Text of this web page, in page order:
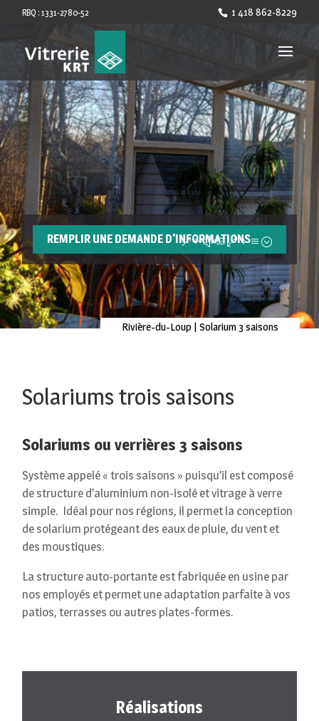
RBQ : 1331-2780-52 1 418 862-8229
Rivière-du-Loup | Solarium 3 saisons
REMPLIR UNE DEMANDE D'INFORMATIONS
Solariums trois saisons
Solariums ou verrières 3 saisons
Système appelé « trois saisons » puisqu’il est composé
de structure d’aluminium non-isolé et vitrage à verre
simple. Idéal pour nos régions, il permet la conception
de solarium protégeant des eaux de pluie, du vent et
des moustiques.
La structure auto-portante est fabriquée en usine par
nos employés et permet une adaptation parfaite à vos
patios, terrasses ou autres plates-formes.
Réalisations